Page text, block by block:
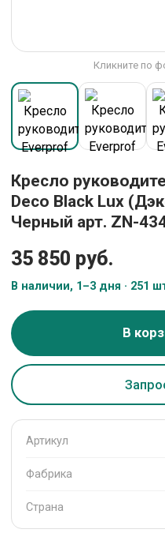
Кликните по
Кресло
Deco Black Lux
Черный арт. ZN-
35 850 руб.
В наличии, 1–3 дня · 251
В
Артикул
Фабрика
Страна